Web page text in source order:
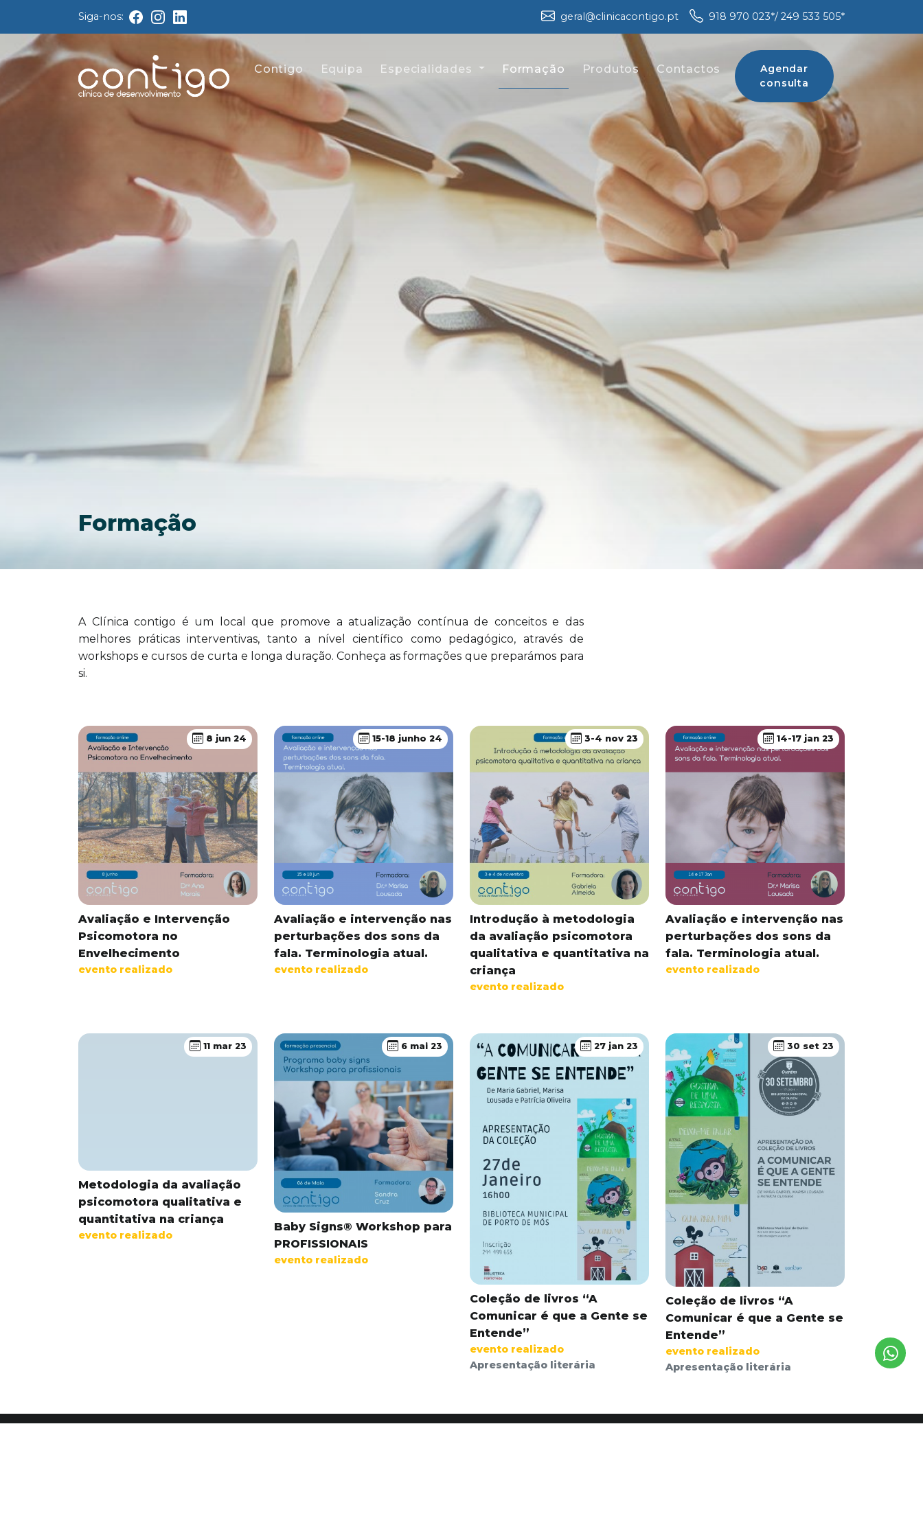
Siga-nos: geral@clinicacontigo.pt 918 970 023*/ 249 533 505*
Contigo Equipa Especialidades Formação Produtos Contactos
Agendar
consulta
Formação
A Clínica contigo é um local que promove a atualização contínua de conceitos e das
melhores práticas interventivas, tanto a nível científico como pedagógico, através de
workshops e cursos de curta e longa duração. Conheça as formações que preparámos para
si.
8 jun 24
Avaliação e Intervenção
Psicomotora no
Envelhecimento
evento realizado
15-18 junho 24
Avaliação e intervenção nas
perturbações dos sons da
fala. Terminologia atual.
evento realizado
3-4 nov 23
Introdução à metodologia
da avaliação psicomotora
qualitativa e quantitativa na
criança
evento realizado
14-17 jan 23
Avaliação e intervenção nas
perturbações dos sons da
fala. Terminologia atual.
evento realizado
11 mar 23
Metodologia da avaliação
psicomotora qualitativa e
quantitativa na criança
evento realizado
6 mai 23
Baby Signs® Workshop para
PROFISSIONAIS
evento realizado
27 jan 23
Coleção de livros “A
Comunicar é que a Gente se
Entende”
evento realizado
Apresentação literária
30 set 23
Coleção de livros “A
Comunicar é que a Gente se
Entende”
evento realizado
Apresentação literária